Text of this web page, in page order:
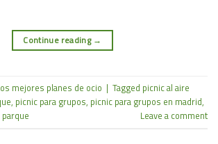
Continue reading →
mejores planes de ocio | Tagged picnic al aire
, picnic para grupos, picnic para grupos en madrid,
Leave a comment